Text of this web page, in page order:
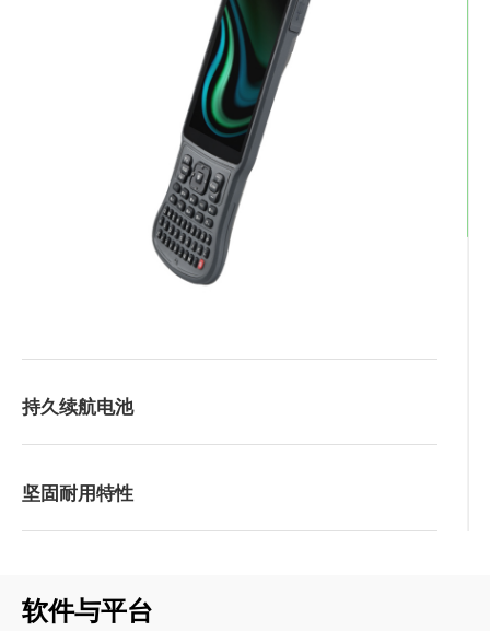
持久续航电池
坚固耐用特性
软件与平台